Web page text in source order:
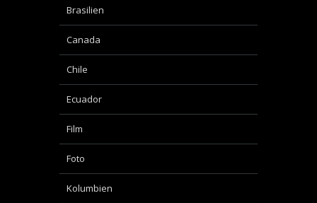
Brasilien
Canada
Chile
Ecuador
Film
Foto
Kolumbien